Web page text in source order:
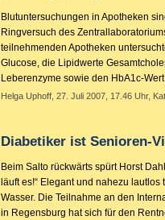
Blutuntersuchungen in Apotheken
Ringversuch des
teilnehmenden Apotheken
Glucose, die Lipidwerte
Leberenzyme sowie den HbA1c-
Helga Uphoff, 27. Juli 2007, 17.46 Uhr,
Diabetiker ist Senioren-
Beim Salto rückwärts spürt Horst
läuft es!“ Elegant und nahezu
Wasser. Die Teilnahme an den
in Regensburg hat sich für den